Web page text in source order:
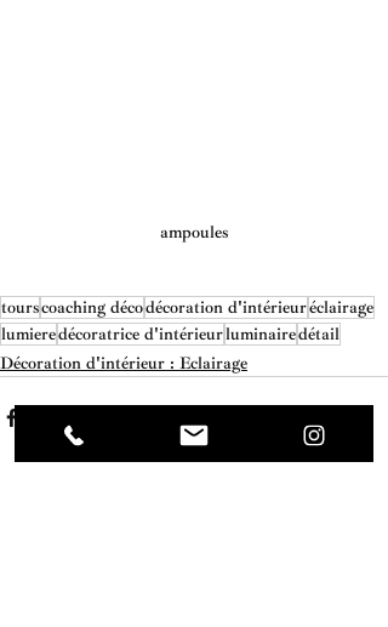
ampoules
tourscoaching décodécoration d'intérieuréclairage
lumieredécoratrice d'intérieurluminairedétail
Décoration d'intérieur : Eclairage